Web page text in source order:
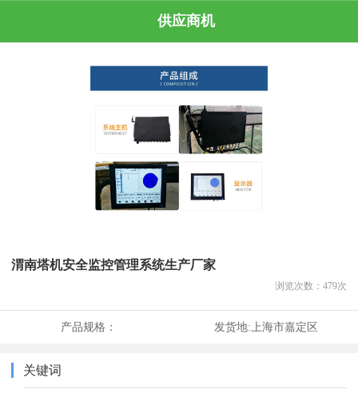
供应商机
渭南塔机安全监控管理系统生产厂家
浏览次数： 479次
产品规格： 发货地:上海市嘉定区
关键词